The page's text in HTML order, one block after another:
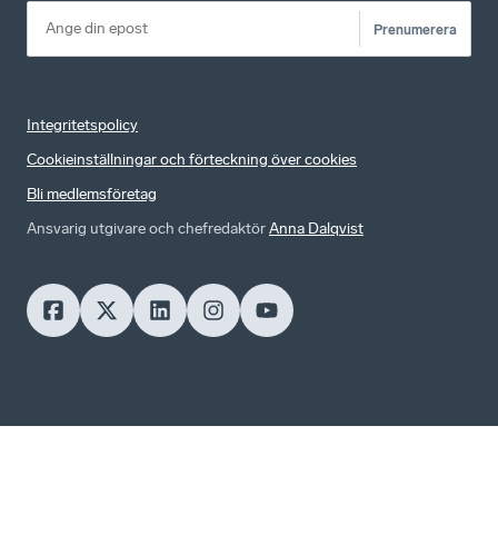
Prenumerera
Integritetspolicy
Cookieinställningar och förteckning över cookies
Bli medlemsföretag
Ansvarig utgivare och chefredaktörAnna Dalqvist